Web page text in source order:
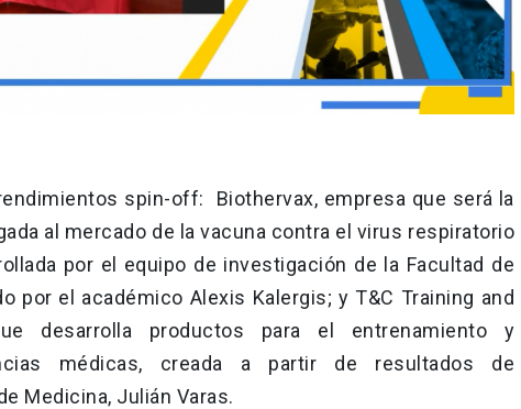
spin-off: Biothervax, empresa que será la
al mercado de la vacuna contra el virus respiratorio
por el equipo de investigación de la Facultad de
por el académico Alexis Kalergis; y T&C Training and
desarrolla productos para el entrenamiento y
médicas, creada a partir de resultados de
Medicina, Julián Varas.